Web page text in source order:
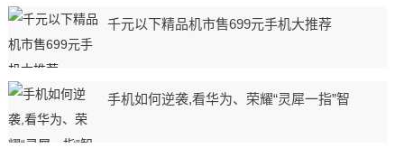
千元以下精品机市售699元手机大推荐
手机如何逆袭,看华为、荣耀“灵犀一指”智